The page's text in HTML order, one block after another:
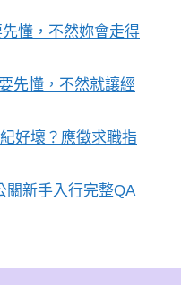
懂，不然妳會走得
先懂，不然就讓經
好壞？應徵求職指
關新手入行完整QA